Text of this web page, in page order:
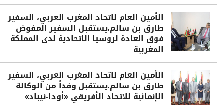
الأمين العام لاتحاد المغرب العربي، السفير
طارق بن سالم،يستقبل السفير المفوض
فوق العادة لروسيا الاتحادية لدى المملكة
المغربية
الأمين العام لاتحاد المغرب العربي، السفير
طارق بن سالم،يستقبل وفداً من الوكالة
الإنمائية للاتحاد الأفريقي «أودا-نيباد»